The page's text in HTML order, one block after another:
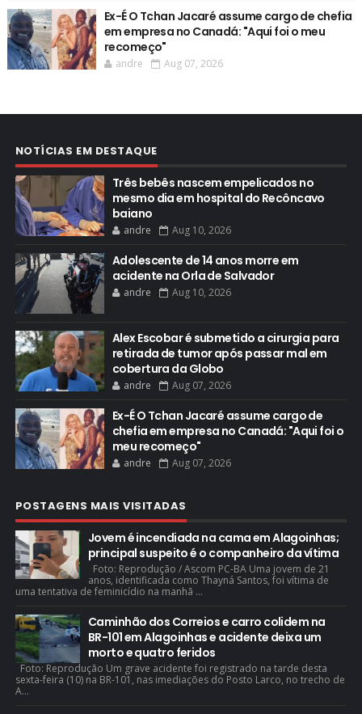
Ex-É O Tchan Jacaré assume cargo de chefia
em empresa no Canadá: "Aqui foi o meu
recomeço"
andre Aug 07, 2026
NOTÍCIAS EM DESTAQUE
Três bebês nascem empelicados no
mesmo dia em hospital do Recôncavo
baiano
andre Aug 10, 2026
Adolescente de 14 anos morre em
acidente na Orla de Salvador
andre Aug 10, 2026
Alex Escobar é submetido a cirurgia para
retirada de tumor após passar mal em
cobertura da Globo
andre Aug 07, 2026
Ex-É O Tchan Jacaré assume cargo de
chefia em empresa no Canadá: "Aqui foi o
meu recomeço"
andre Aug 07, 2026
POSTAGENS MAIS VISITADAS
Jovem é incendiada na cama em Alagoinhas;
principal suspeito é o companheiro da vítima
Foto: Reprodução / Ascom PC-BA Uma jovem de 21
anos, identificada como Thayná Santos, foi vítima de
uma tentativa de feminicídio na manhã ...
Caminhão dos Correios e carro colidem na
BR-101 em Alagoinhas e acidente deixa um
morto e quatro feridos
Foto: Reprodução Um grave acidente foi registrado na tarde desta
sexta-feira (10) na BR-101, nas imediações do Posto Larco, no trecho de
A...